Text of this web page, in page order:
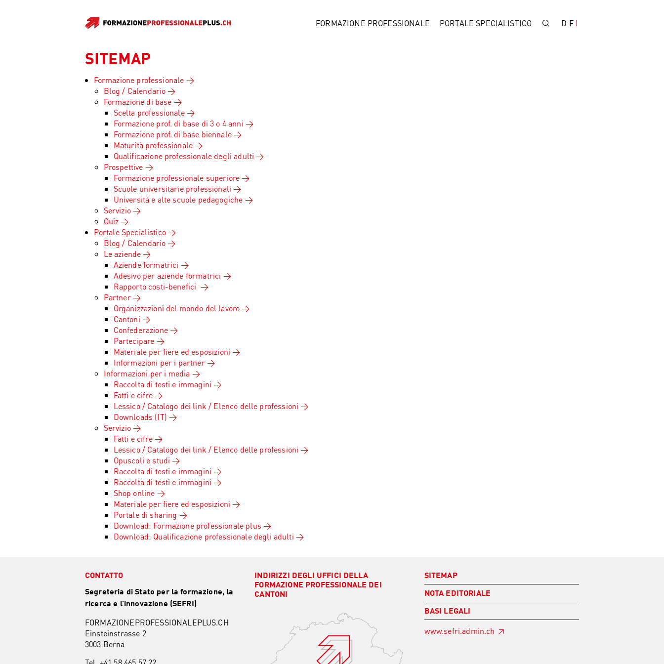
FORMAZIONE PROFESSIONALE PORTALE SPECIALISTICO D F I
SITEMAP
Formazione professionale
Blog / Calendario
Formazione di base
Scelta professionale
Formazione prof. di base di 3 o 4 anni
Formazione prof. di base biennale
Maturità professionale
Qualificazione professionale degli adulti
Prospettive
Formazione professionale superiore
Scuole universitarie professionali
Università e alte scuole pedagogiche
Servizio
Quiz
Portale Specialistico
Blog / Calendario
Le aziende
Aziende formatrici
Adesivo per aziende formatrici
Rapporto costi-benefici
Partner
Organizzazioni del mondo del lavoro
Cantoni
Confederazione
Partecipare
Materiale per fiere ed esposizioni
Informazioni per i partner
Informazioni per i media
Raccolta di testi e immagini
Fatti e cifre
Lessico / Catalogo dei link / Elenco delle professioni
Downloads (IT)
Servizio
Fatti e cifre
Lessico / Catalogo dei link / Elenco delle professioni
Opuscoli e studi
Raccolta di testi e immagini
Raccolta di testi e immagini
Shop online
Materiale per fiere ed esposizioni
Portale di sharing
Download: Formazione professionale plus
Download: Qualificazione professionale degli adulti
CONTATTO
Segreteria di Stato per la formazione, la
ricerca e l’innovazione (SEFRI)
FORMAZIONEPROFESSIONALEPLUS.CH
Einsteinstrasse 2
3003 Berna
INDIRIZZI DEGLI UFFICI DELLA
FORMAZIONE PROFESSIONALE DEI
CANTONI
SITEMAP
NOTA EDITORIALE
BASI LEGALI
www.sefri.admin.ch